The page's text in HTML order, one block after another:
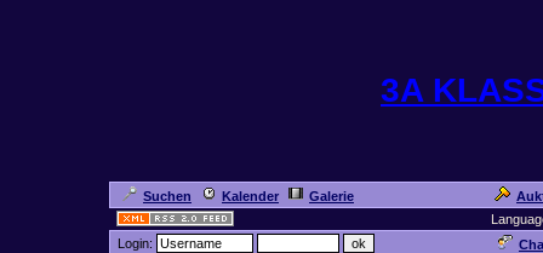
3A
Suchen Kalender Galerie
Login: